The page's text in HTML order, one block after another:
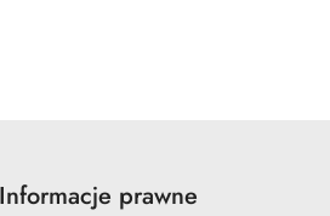
Informacje prawne